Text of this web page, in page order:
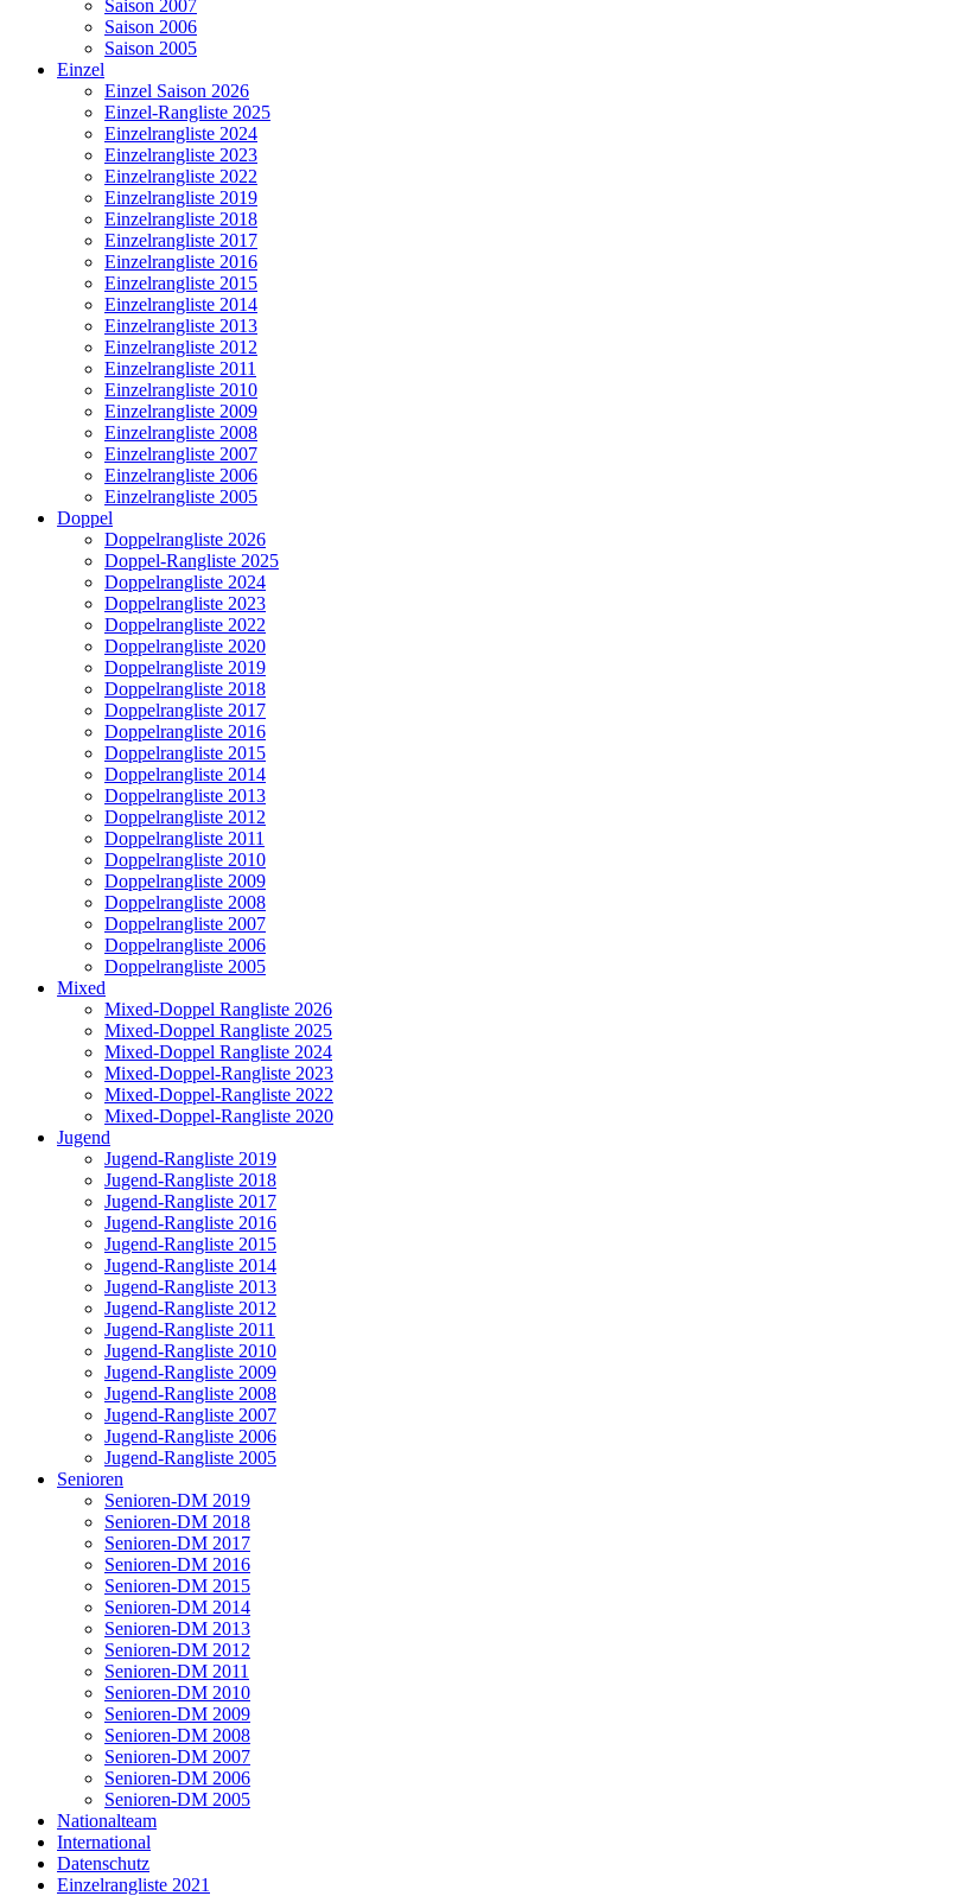
Saison 2007
Saison 2006
Saison 2005
Einzel
Einzel Saison 2026
Einzel-Rangliste 2025
Einzelrangliste 2024
Einzelrangliste 2023
Einzelrangliste 2022
Einzelrangliste 2019
Einzelrangliste 2018
Einzelrangliste 2017
Einzelrangliste 2016
Einzelrangliste 2015
Einzelrangliste 2014
Einzelrangliste 2013
Einzelrangliste 2012
Einzelrangliste 2011
Einzelrangliste 2010
Einzelrangliste 2009
Einzelrangliste 2008
Einzelrangliste 2007
Einzelrangliste 2006
Einzelrangliste 2005
Doppel
Doppelrangliste 2026
Doppel-Rangliste 2025
Doppelrangliste 2024
Doppelrangliste 2023
Doppelrangliste 2022
Doppelrangliste 2020
Doppelrangliste 2019
Doppelrangliste 2018
Doppelrangliste 2017
Doppelrangliste 2016
Doppelrangliste 2015
Doppelrangliste 2014
Doppelrangliste 2013
Doppelrangliste 2012
Doppelrangliste 2011
Doppelrangliste 2010
Doppelrangliste 2009
Doppelrangliste 2008
Doppelrangliste 2007
Doppelrangliste 2006
Doppelrangliste 2005
Mixed
Mixed-Doppel Rangliste 2026
Mixed-Doppel Rangliste 2025
Mixed-Doppel Rangliste 2024
Mixed-Doppel-Rangliste 2023
Mixed-Doppel-Rangliste 2022
Mixed-Doppel-Rangliste 2020
Jugend
Jugend-Rangliste 2019
Jugend-Rangliste 2018
Jugend-Rangliste 2017
Jugend-Rangliste 2016
Jugend-Rangliste 2015
Jugend-Rangliste 2014
Jugend-Rangliste 2013
Jugend-Rangliste 2012
Jugend-Rangliste 2011
Jugend-Rangliste 2010
Jugend-Rangliste 2009
Jugend-Rangliste 2008
Jugend-Rangliste 2007
Jugend-Rangliste 2006
Jugend-Rangliste 2005
Senioren
Senioren-DM 2019
Senioren-DM 2018
Senioren-DM 2017
Senioren-DM 2016
Senioren-DM 2015
Senioren-DM 2014
Senioren-DM 2013
Senioren-DM 2012
Senioren-DM 2011
Senioren-DM 2010
Senioren-DM 2009
Senioren-DM 2008
Senioren-DM 2007
Senioren-DM 2006
Senioren-DM 2005
Nationalteam
International
Datenschutz
Einzelrangliste 2021